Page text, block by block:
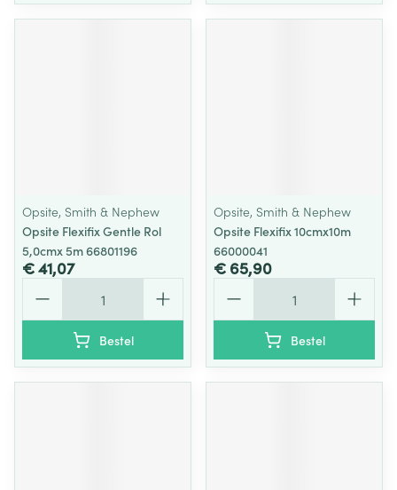
Opsite, Smith & Nephew
Opsite Flexifix Gentle Rol
5,0cmx 5m 66801196
€ 41,07
Bestel
Opsite, Smith & Nephew
Opsite Flexifix 10cmx10m
66000041
€ 65,90
Bestel